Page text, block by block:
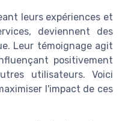
leurs expériences et
deviennent des
Leur témoignage agit
positivement
utilisateurs. Voici
l'impact de ces